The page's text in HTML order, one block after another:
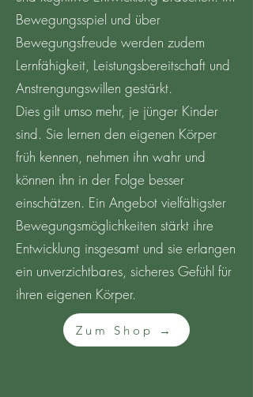
Bewegungsspiel und über
Bewegungsfreude werden zudem
Lernfähigkeit, Leistungsbereitschaft und
Anstrengungswillen gestärkt.
Dies gilt umso mehr, je jünger Kinder
sind. Sie lernen den eigenen Körper
früh kennen, nehmen ihn wahr und
können ihn in der Folge besser
einschätzen. Ein Angebot vielfältigster
Bewegungsmöglichkeiten stärkt ihre
Entwicklung insgesamt und sie erlangen
ein unverzichtbares, sicheres Gefühl für
ihren eigenen Körper.
Zum Shop →